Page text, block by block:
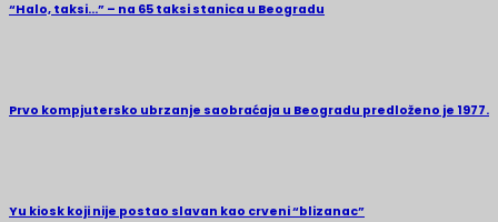
“Halo, taksi…” – na 65 taksi stanica u Beogradu
Prvo kompjutersko ubrzanje saobraćaja u Beogradu predloženo je 1977.
Yu kiosk koji nije postao slavan kao crveni “blizanac”